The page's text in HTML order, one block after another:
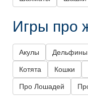
Игры про
Акулы Дельфины
Котята Кошки
Про Лошадей